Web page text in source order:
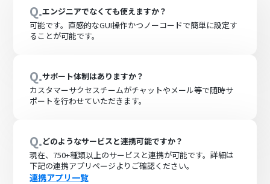
Q.エンジニアでなくても使えますか？
可能です。直感的なGUI操作かつノーコードで簡単に設定す
ることが可能です。
Q.サポート体制はありますか？
カスタマーサクセスチームがチャットやメール等で随時サ
ポートを行わせていただきます。
Q.どのようなサービスと連携可能ですか？
現在、750+種類以上のサービスと連携が可能です。詳細は
下記の連携アプリページよりご確認ください。
連携アプリ一覧